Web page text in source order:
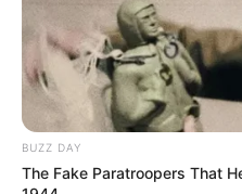
BUZZ DAY
The Fake Paratroopers That